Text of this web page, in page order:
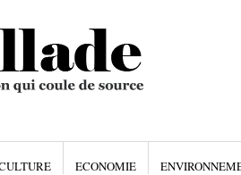
ECONOMIE